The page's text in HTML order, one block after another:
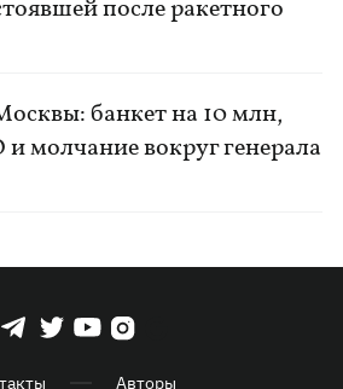
после ракетного
банкет на 10 млн,
молчание вокруг генерала
Авторы